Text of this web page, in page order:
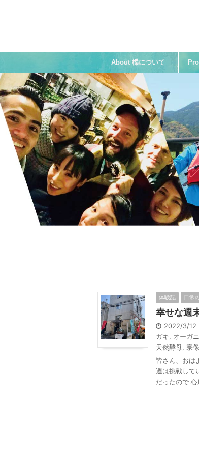
About 楪について
体験記 日常
幸せな週
2022/3/12
ガキ, オーガ
天然酵母, 宗
皆さん、おは
週は挑戦して
だったので